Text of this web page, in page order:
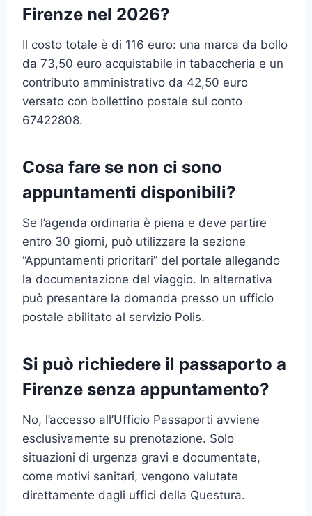
Firenze nel 2026?
Il costo totale è di 116 euro: una marca da bollo
da 73,50 euro acquistabile in tabaccheria e un
contributo amministrativo da 42,50 euro
versato con bollettino postale sul conto
67422808.
Cosa fare se non ci sono
appuntamenti disponibili?
Se l’agenda ordinaria è piena e deve partire
entro 30 giorni, può utilizzare la sezione
“Appuntamenti prioritari” del portale allegando
la documentazione del viaggio. In alternativa
può presentare la domanda presso un ufficio
postale abilitato al servizio Polis.
Si può richiedere il passaporto a
Firenze senza appuntamento?
No, l’accesso all’Ufficio Passaporti avviene
esclusivamente su prenotazione. Solo
situazioni di urgenza gravi e documentate,
come motivi sanitari, vengono valutate
direttamente dagli uffici della Questura.